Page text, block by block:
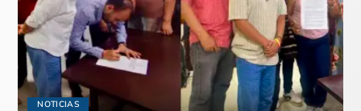
NOTICIAS